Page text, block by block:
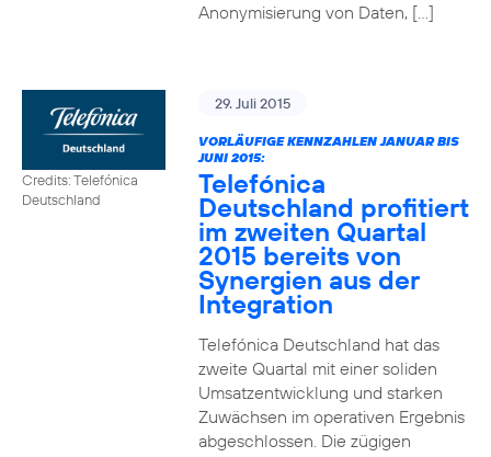
Anonymisierung von Daten, […]
Credits: Telefónica
Deutschland
29. Juli 2015
VORLÄUFIGE KENNZAHLEN JANUAR BIS
JUNI 2015:
Telefónica
Deutschland profitiert
im zweiten Quartal
2015 bereits von
Synergien aus der
Integration
Telefónica Deutschland hat das
zweite Quartal mit einer soliden
Umsatzentwicklung und starken
Zuwächsen im operativen Ergebnis
abgeschlossen. Die zügigen